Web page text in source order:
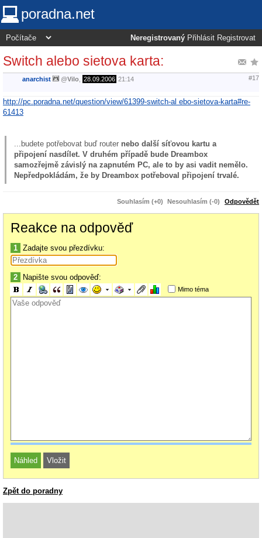
poradna.net
Neregistrovaný Přihlásit Registrovat
Switch alebo sietova karta:
anarchist @Vilo 28.09.2006 21:14 #17
http://pc.poradna.net/question/view/61399-switch-al ebo-sietova-karta#re-
61413
...budete potřebovat buď router nebo další síťovou kartu a
připojení nasdílet. V druhém případě bude Dreambox
samozřejmě závislý na zapnutém PC, ale to by asi vadit nemělo.
Nepředpokládám, že by Dreambox potřeboval připojení trvalé.
Souhlasím (+0) Nesouhlasím (-0) Odpovědět
Reakce na odpověď
1 Zadajte svou přezdívku:
2 Napište svou odpověď:
Mimo téma
Zpět do poradny